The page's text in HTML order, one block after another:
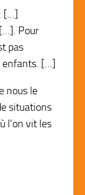
[…]
Pour
pas
enfants. […]
nous le
situations
l’on vit les